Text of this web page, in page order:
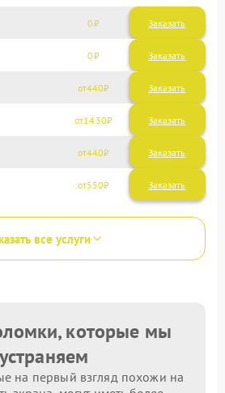
0 Заказать
0 Заказать
440
1430
440
550
все услуги
которые мы
устраняем
на первый взгляд похожи на